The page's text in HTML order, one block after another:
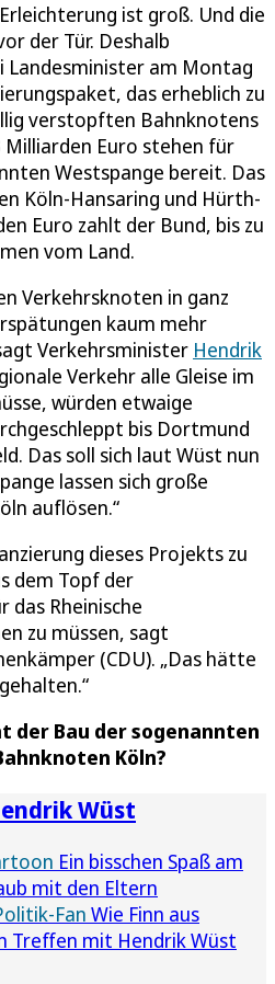
ist groß. Und die
der Tür. Deshalb
Landesminister am Montag
das erheblich zu
verstopften Bahnknotens
Euro stehen für
Westspange bereit. Das
Köln-Hansaring und Hürth-
Euro zahlt der Bund, bis zu
vom Land.
Verkehrsknoten in ganz
kaum mehr
Verkehrsminister Hendrik
Verkehr alle Gleise im
würden etwaige
bis Dortmund
Das soll sich laut Wüst nun
lassen sich große
auflösen.“
dieses Projekts zu
dem Topf der
Rheinische
zu müssen, sagt
(CDU). „Das hätte
der Bau der sogenannten
Köln?
Wüst
Ein bisschen Spaß am
mit den Eltern
Fan Wie Finn aus
Treffen mit Hendrik Wüst